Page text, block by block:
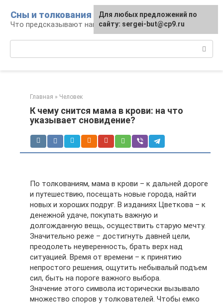
контенту
Сны и толкования
Что предсказывают нам наши сны
Главная » Человек
К чему снится мама в крови: на что
указывает сновидение?
По толкованиям, мама в крови – к дальней дороге
и путешествию, посещать новые города, найти
новых и хороших подруг. В изданиях Цветкова – к
денежной удаче, покупать важную и
долгожданную вещь, осуществить старую мечту.
Значительно реже – достигнуть давней цели,
преодолеть неуверенность, брать верх над
ситуацией. Время от времени – к принятию
непростого решения, ощутить небывалый подъем
сил, быть на пороге важного выбора.
Значение этого символа исторически вызывало
множество споров у толкователей. Чтобы емко
Для любых предложений по
сайту: sergei-but@cp9.ru